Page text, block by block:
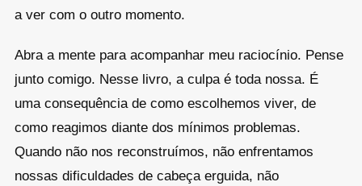
a ver com o outro momento.
Abra a mente para acompanhar meu raciocínio. Pense
junto comigo. Nesse livro, a culpa é toda nossa. É
uma consequência de como escolhemos viver, de
como reagimos diante dos mínimos problemas.
Quando não nos reconstruímos, não enfrentamos
nossas dificuldades de cabeça erguida, não